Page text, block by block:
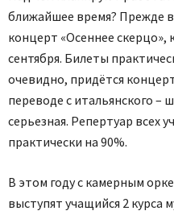
ближайшее время? Прежде
концерт «Осеннее скерцо»,
сентября. Билеты
очевидно, придётся
переводе с итальянского –
серьезная. Репертуар всех
практически на 90%.
В этом году с камерным
выступят учащийся 2 курса